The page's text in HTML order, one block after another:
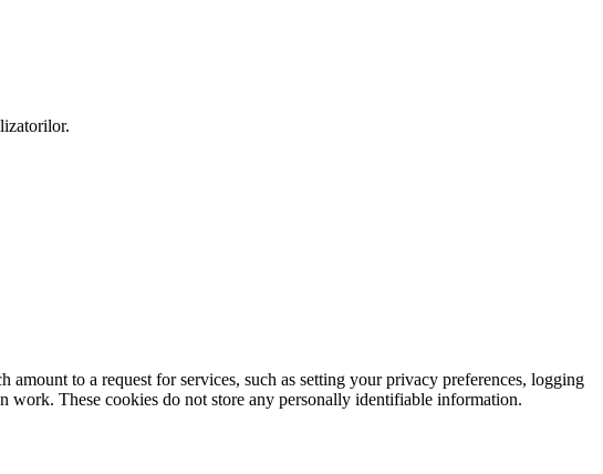
to a request for services, such as setting your privacy preferences, logging
These cookies do not store any personally identifiable information.